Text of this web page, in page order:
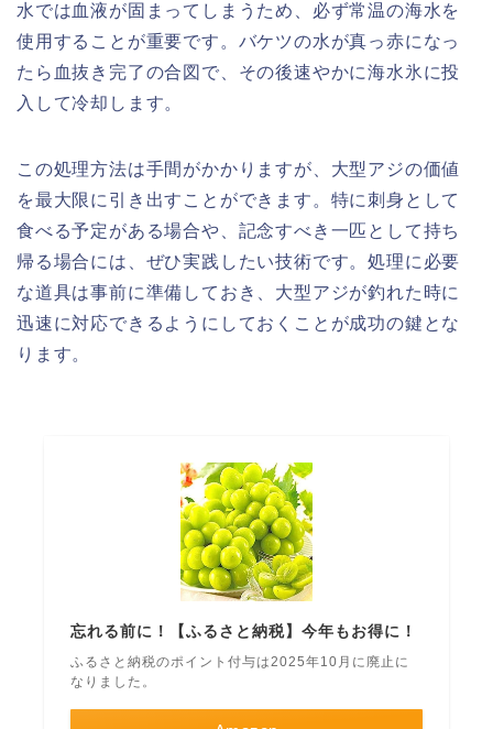
水では血液が固まってしまうため、必ず常温の海水を
使用することが重要です。バケツの水が真っ赤になっ
たら血抜き完了の合図で、その後速やかに海水氷に投
入して冷却します。
この処理方法は手間がかかりますが、大型アジの価値
を最大限に引き出すことができます。特に刺身として
食べる予定がある場合や、記念すべき一匹として持ち
帰る場合には、ぜひ実践したい技術です。処理に必要
な道具は事前に準備しておき、大型アジが釣れた時に
迅速に対応できるようにしておくことが成功の鍵とな
ります。
忘れる前に！【ふるさと納税】今年もお得に！
ふるさと納税のポイント付与は2025年10月に廃止に
なりました。